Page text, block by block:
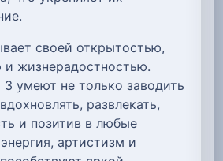
своей открытостью,
и жизнерадостностью.
умеют не только заводить
развлекать,
и позитив в любые
артистизм и